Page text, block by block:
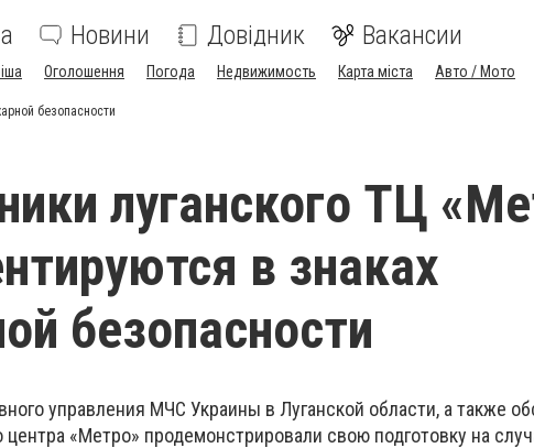
Новини Довідник Вакансии
Оголошення Погода Недвижимость Карта міста Авто / Мото
безопасности
луганского ТЦ
в знаках
безопасности
управления МЧС Украины в Луганской области, а также
центра «Метро» продемонстрировали свою подготовку на